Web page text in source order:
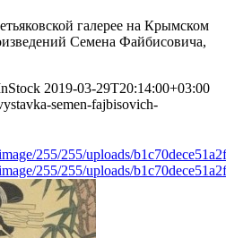
галерее на Крымском
Семена Файбисовича,
2019-03-29T20:14:00+03:00
semen-fajbisovich-
255/255/uploads/
255/255/uploads/